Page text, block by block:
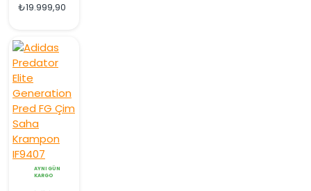
₺19.999,90
AYNI GÜN
KARGO